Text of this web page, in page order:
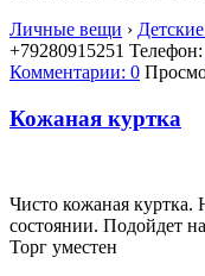
Личные вещи ›
+79280915251 Телефон:
Комментарии: 0
Кожаная куртка
Чисто кожаная куртка.
состоянии. Подойдет
Торг уместен